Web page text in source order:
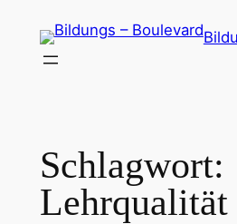
Inhalt
springen
Schlagwort:
Lehrqualität